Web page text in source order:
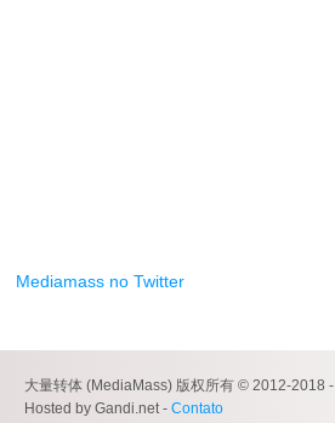
Mediamass no Twitter
大量转体 (MediaMass) 版权所有 © 2012-2018 -
Hosted by Gandi.net - Contato